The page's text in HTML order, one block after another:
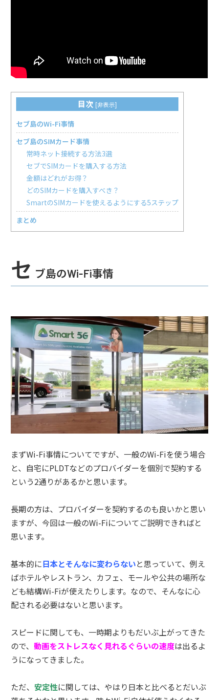
目次 [非表示]
セブ島のWi-Fi事情
セブ島のSIMカード事情
常時ネット接続する方法3選
セブでSIMカードを購入する方法
金額はどれがお得？
どのSIMカードを購入すべき？
SmartのSIMカードを使えるようにする5ステップ
まとめ
セ ブ島のWi-Fi事情
まずWi-Fi事情についてですが、一般のWi-Fiを使う場合
と、自宅にPLDTなどのプロバイダーを個別で契約する
という2通りがあるかと思います。
長期の方は、プロバイダーを契約するのも良いかと思い
ますが、今回は一般のWi-Fiについてご説明できればと
思います。
基本的に日本とそんなに変わらないと思っていて、例え
ばホテルやレストラン、カフェ、モールや公共の場所な
ども結構Wi-Fiが使えたりします。なので、そんなに心
配される必要はないと思います。
スピードに関しても、一時期よりもだいぶ上がってきた
ので、動画をストレスなく見れるぐらいの速度は出るよ
うになってきました。
ただ、安定性に関しては、やはり日本と比べるとだいぶ